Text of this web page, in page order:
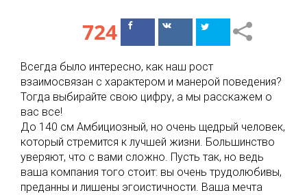
724
ПоделитьсяПоделиться
Всегда было интересно, как наш рост
взаимосвязан с характером и манерой поведения?
Тогда выбирайте свою цифру, а мы расскажем о
вас все!
До 140 см Амбициозный, но очень щедрый человек,
который стремится к лучшей жизни. Большинство
уверяют, что с вами сложно. Пусть так, но ведь
ваша компания того стоит: вы очень трудолюбивы,
преданны и лишены эгоистичности. Ваша мечта